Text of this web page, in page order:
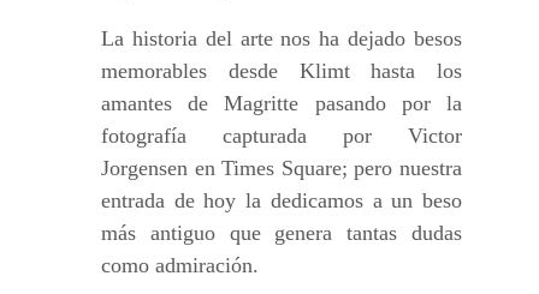
La historia del arte nos ha dejado besos
memorables desde Klimt hasta los
amantes de Magritte pasando por la
fotografía capturada por Victor
Jorgensen en Times Square; pero nuestra
entrada de hoy la dedicamos a un beso
más antiguo que genera tantas dudas
como admiración.